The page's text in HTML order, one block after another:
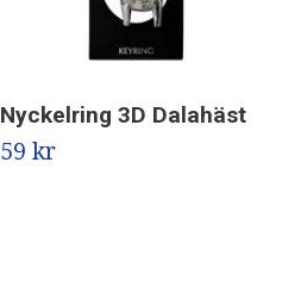
Nyckelring 3D Dalahäst
59 kr